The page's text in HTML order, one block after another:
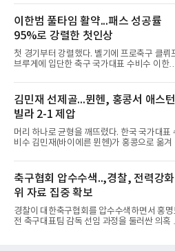
흔들었다.시점도 좋았다. 프랑스 올랭피크 리옹
이적설이 도는 배준호는 시즌 첫
일(한국시간) 옌스 카스트로프가 6일 아마추
팀 로타흐-에게른과의 친선경기에서 어깨를 다
쳐 당분간 출전이 어렵다고 밝혔다. 그는 후반
체 투입돼 두 골을 넣었으나 후반 22분 부상으
물러났다.독일인 아버지와 한국인 어머니 사
에서 태어난 카스트로프는 측면 미드필더와
면 수비가 가능한 자원으로, 월드컵 남아프리
은 그가 처음이다. 묀헨글라트바흐는 23일 DFB
포칼 1라운드, 29일 라이프치히
이한범 풀타임 활약...패스 성공률
95%로 강렬한 첫인상
첫 경기부터 강렬했다. 벨기에 프로축구 클뤼
브루게에 입단한 축구 국가대표 수비수 이한
뽑혔다.이한범은 8일(한국시간) 벨기에 브뤼
의 얀 브레이덜 스타디온에서 열린 코르트레이
크와의 2026-2027 벨기에 주필러리그 1라운드
홈 경기에 선발로 나서 경기 종료까지 뛰었다.출
발 자체가 빨랐다. 2026 북중미 월드컵에서 한
의 조별리그 3경기를 모두 풀타임으로 소화하
대표팀 중앙 수비의 주축으로 자리 잡은 그는
선발로 곧장 투입돼 90분을 소화하며 팀의 3-0
완승에 힘을 보탰다.기록도
김민재 선제골...뮌헨, 홍콩서 애스턴
빌라 2-1 제압
머리 하나로 균형을 깨뜨렸다. 한국 국가대표
비수 김민재(바이에른 뮌헨)가 홍콩으로 옮겨
리에 힘을 보탰다.김민재는 7일(현지시간) 홍
카이탁 스포츠파크에서 열린 애스턴 빌라(잉글
랜드)와의 친선경기에서 전반 37분 0의 균형을
깨는 골을 넣었다. 톰 비쇼프가 왼쪽 측면에서
린 프리킥에 묘하게 머리를 갖다 대 방향을 바
며 골 그물을 흔들었다.흐름은 좋았다. 제주전
서 주장 완장을 차고 30여 분을 소화했던 그는
축구협회 압수수색..,경찰, 전력강화
위 자료 집중 확보
경찰이 대한축구협회를 압수수색하면서 홍명
전 축구대표팀 감독 선임 과정을 둘러싼 의혹